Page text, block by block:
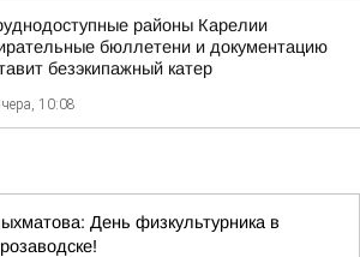
районы Карелии
бюллетени и документацию
безэкипажный катер
10:08
День физкультурника в